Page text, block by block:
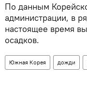
По данным
администрации, в
настоящее время
осадков.
Южная Корея дожди